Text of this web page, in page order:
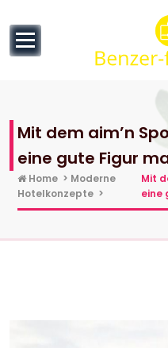
content
Mit dem aim’n
eine gute Figur
Home > Moderne
Hotelkonzepte >
Mit
eine